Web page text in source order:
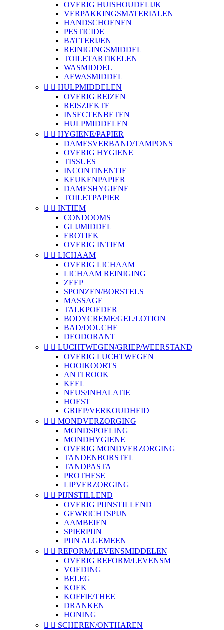
OVERIG HUISHOUDELIJK
VERPAKKINGSMATERIALEN
HANDSCHOENEN
PESTICIDE
BATTERIJEN
REINIGINGSMIDDEL
TOILETARTIKELEN
WASMIDDEL
AFWASMIDDEL
  HULPMIDDELEN
OVERIG REIZEN
REISZIEKTE
INSECTENBETEN
HULPMIDDELEN
  HYGIENE/PAPIER
DAMESVERBAND/TAMPONS
OVERIG HYGIENE
TISSUES
INCONTINENTIE
KEUKENPAPIER
DAMESHYGIENE
TOILETPAPIER
  INTIEM
CONDOOMS
GLIJMIDDEL
EROTIEK
OVERIG INTIEM
  LICHAAM
OVERIG LICHAAM
LICHAAM REINIGING
ZEEP
SPONZEN/BORSTELS
MASSAGE
TALKPOEDER
BODYCREME/GEL/LOTION
BAD/DOUCHE
DEODORANT
  LUCHTWEGEN/GRIEP/WEERSTAND
OVERIG LUCHTWEGEN
HOOIKOORTS
ANTI ROOK
KEEL
NEUS/INHALATIE
HOEST
GRIEP/VERKOUDHEID
  MONDVERZORGING
MONDSPOELING
MONDHYGIENE
OVERIG MONDVERZORGING
TANDENBORSTEL
TANDPASTA
PROTHESE
LIPVERZORGING
  PIJNSTILLEND
OVERIG PIJNSTILLEND
GEWRICHTSPIJN
AAMBEIEN
SPIERPIJN
PIJN ALGEMEEN
  REFORM/LEVENSMIDDELEN
OVERIG REFORM/LEVENSM
VOEDING
BELEG
KOEK
KOFFIE/THEE
DRANKEN
HONING
  SCHEREN/ONTHAREN